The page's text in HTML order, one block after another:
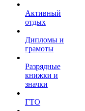
Активный
отдых
Дипломы и
грамоты
Разрядные
книжки и
значки
ГТО